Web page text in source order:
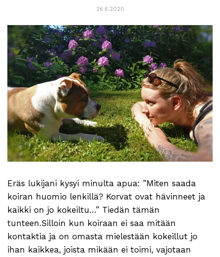
26.6.2020
Eräs lukijani kysyi minulta apua: ”Miten saada
koiran huomio lenkillä? Korvat ovat hävinneet ja
kaikki on jo kokeiltu…” Tiedän tämän
tunteen.Silloin kun koiraan ei saa mitään
kontaktia ja on omasta mielestään kokeillut jo
ihan kaikkea, joista mikään ei toimi, vajotaan